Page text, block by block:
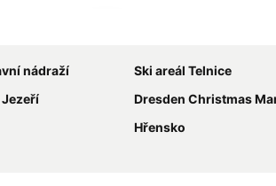
nádraží
Ski areál Telnice
Dresden Christmas
Hřensko